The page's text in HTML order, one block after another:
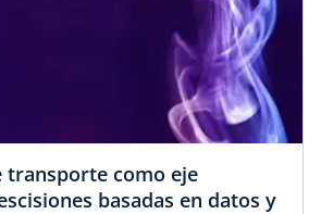
transporte como eje
basadas en datos y